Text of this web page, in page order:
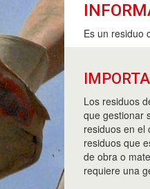
Es un residuo
Los residuos
que gestionar
residuos en el
residuos que
de obra o
requiere una